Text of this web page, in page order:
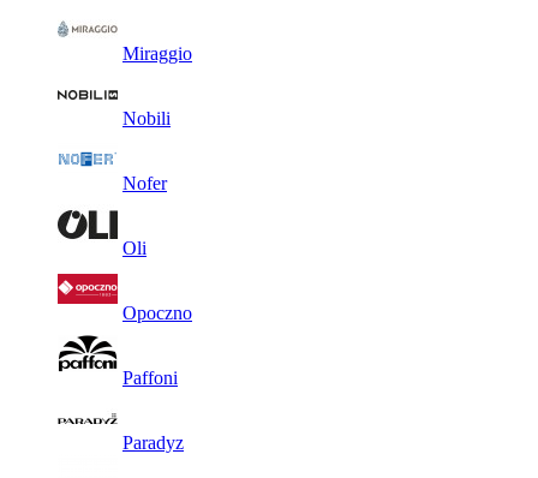
Miraggio
Nobili
Nofer
Oli
Opoczno
Paffoni
Paradyz